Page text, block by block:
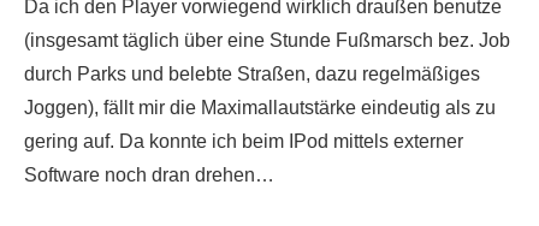
Da ich den Player vorwiegend wirklich draußen benutze
(insgesamt täglich über eine Stunde Fußmarsch bez. Job
durch Parks und belebte Straßen, dazu regelmäßiges
Joggen), fällt mir die Maximallautstärke eindeutig als zu
gering auf. Da konnte ich beim IPod mittels externer
Software noch dran drehen…